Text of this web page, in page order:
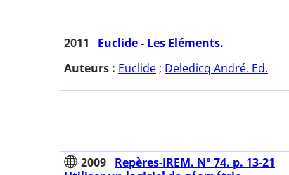
2011
Euclide - Les Eléments.
Auteurs : Euclide ; Deledicq André. Ed.
2009 Repères-IREM. N° 74. p. 13-21